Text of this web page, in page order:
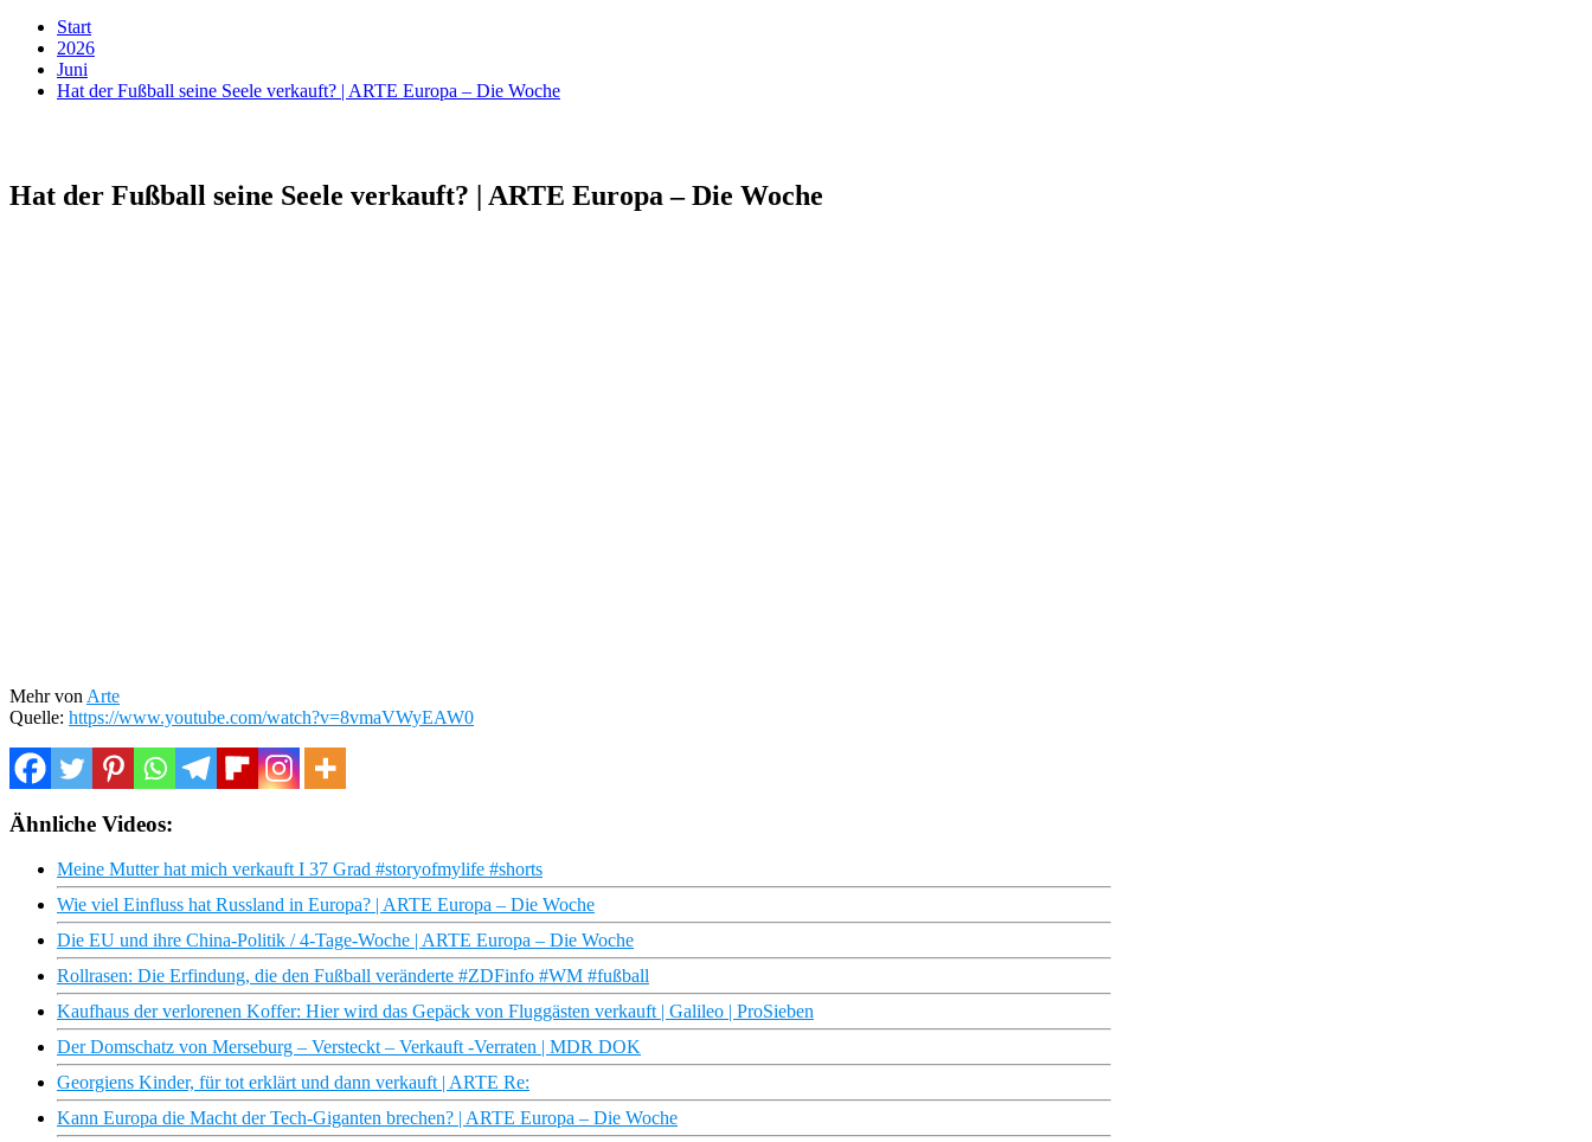
Start
2026
Juni
Hat der Fußball seine Seele verkauft? | ARTE Europa – Die Woche
Hat der Fußball seine Seele verkauft? | ARTE Europa – Die Woche
Mehr von Arte
Quelle: https://www.youtube.com/watch?v=8vmaVWyEAW0
Ähnliche Videos:
Meine Mutter hat mich verkauft I 37 Grad #storyofmylife #shorts
Wie viel Einfluss hat Russland in Europa? | ARTE Europa – Die Woche
Die EU und ihre China-Politik / 4-Tage-Woche | ARTE Europa – Die Woche
Rollrasen: Die Erfindung, die den Fußball veränderte #ZDFinfo #WM #fußball
Kaufhaus der verlorenen Koffer: Hier wird das Gepäck von Fluggästen verkauft | Galileo | ProSieben
Der Domschatz von Merseburg – Versteckt – Verkauft -Verraten | MDR DOK
Georgiens Kinder, für tot erklärt und dann verkauft | ARTE Re:
Kann Europa die Macht der Tech-Giganten brechen? | ARTE Europa – Die Woche